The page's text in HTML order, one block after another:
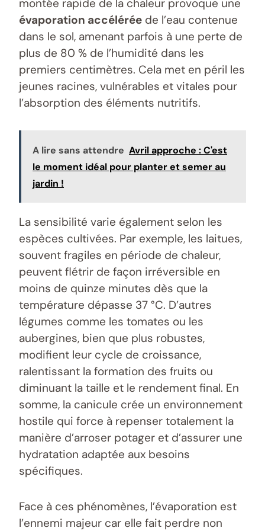
montée rapide de la chaleur provoque une
évaporation accélérée de l’eau contenue
dans le sol, amenant parfois à une perte de
plus de 80 % de l’humidité dans les
premiers centimètres. Cela met en péril les
jeunes racines, vulnérables et vitales pour
l’absorption des éléments nutritifs.
A lire sans attendre Avril approche : C'est
le moment idéal pour planter et semer au
jardin !
La sensibilité varie également selon les
espèces cultivées. Par exemple, les laitues,
souvent fragiles en période de chaleur,
peuvent flétrir de façon irréversible en
moins de quinze minutes dès que la
température dépasse 37 °C. D’autres
légumes comme les tomates ou les
aubergines, bien que plus robustes,
modifient leur cycle de croissance,
ralentissant la formation des fruits ou
diminuant la taille et le rendement final. En
somme, la canicule crée un environnement
hostile qui force à repenser totalement la
manière d’arroser potager et d’assurer une
hydratation adaptée aux besoins
spécifiques.
Face à ces phénomènes, l’évaporation est
l’ennemi majeur car elle fait perdre non